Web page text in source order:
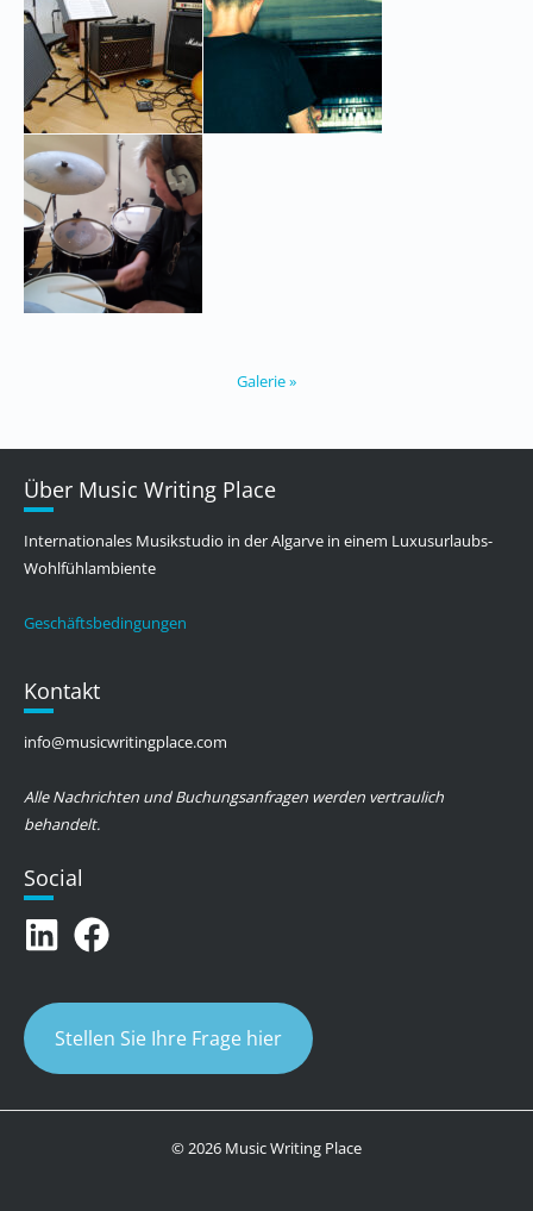
Galerie »
Über Music Writing Place
Internationales Musikstudio in der Algarve in einem Luxusurlaubs-
Wohlfühlambiente
Geschäftsbedingungen
Kontakt
info@musicwritingplace.com
Alle Nachrichten und Buchungsanfragen werden vertraulich
behandelt.
Social
Stellen Sie Ihre Frage hier
© 2026 Music Writing Place